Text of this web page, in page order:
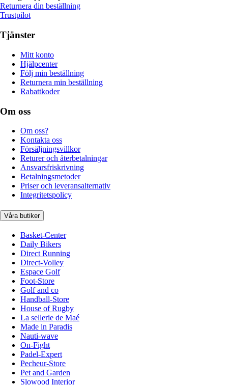
Returnera din beställning
Trustpilot
Tjänster
Mitt konto
Hjälpcenter
Följ min beställning
Returnera min beställning
Rabattkoder
Om oss
Om oss?
Kontakta oss
Försäljningsvillkor
Returer och återbetalningar
Ansvarsfriskrivning
Betalningsmetoder
Priser och leveransalternativ
Integritetspolicy
Våra butiker
Basket-Center
Daily Bikers
Direct Running
Direct-Volley
Espace Golf
Foot-Store
Golf and co
Handball-Store
House of Rugby
La sellerie de Maé
Made in Paradis
Nauti-wave
On-Fight
Padel-Expert
Pecheur-Store
Pet and Garden
Slowood Interior